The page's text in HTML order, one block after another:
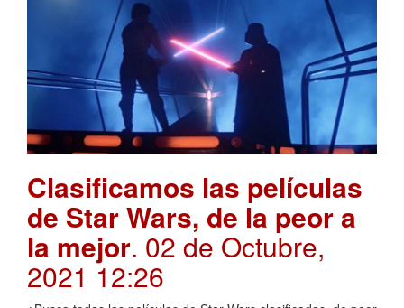
Clasificamos las películas
de Star Wars, de la peor a
la mejor. 02 de Octubre,
2021 12:26